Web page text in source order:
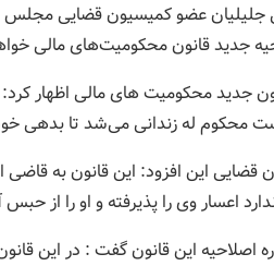
جدید قانون محکومیت‌های مالی
جدید محکومیت های مالی اظهار
محکوم له زندانی می‌شد تا بدهی
این افزود: این قانون به
اعسار وی را پذیرفته و او را از حبس
اصلاحیه این قانون گفت : در این